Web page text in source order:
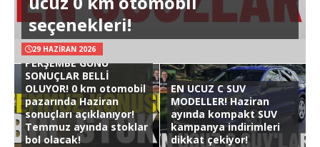
seçenekleri!
29 HAZIRAN 2026
PERŞEMBE GÜNÜ
SONUÇLAR BELLİ
OLUYOR! 0 km otomobil
pazarında Haziran
sonuçları açıklanıyor!
Temmuz ayında stoklar
bol olacak!
EN UCUZ C SUV
MODELLER! Haziran
ayında kompakt SUV
kampanya indirimleri
dikkat çekiyor!